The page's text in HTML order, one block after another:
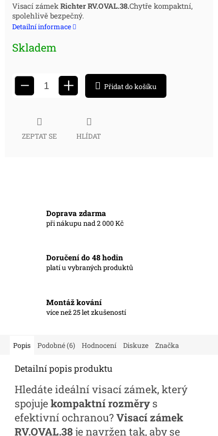
Měrná
cena:
Visací zámek Richter RV.OVAL.38.Chytře kompaktní,
spolehlivě bezpečný.
Detailní informace
Skladem
− + Přidat do košíku
ZEPTAT SE HLÍDAT
Doprava zdarma
při nákupu nad 2 000 Kč
Doručení do 48 hodin
platí u vybraných produktů
Montáž kování
více než 25 let zkušeností
Popis Podobné (6) Hodnocení Diskuze Značka
Detailní popis produktu
Hledáte ideální visací zámek, který
spojujekompaktní rozměrys
efektivní ochranou?Visací zámek
RV.OVAL.38 je navržen tak, aby se